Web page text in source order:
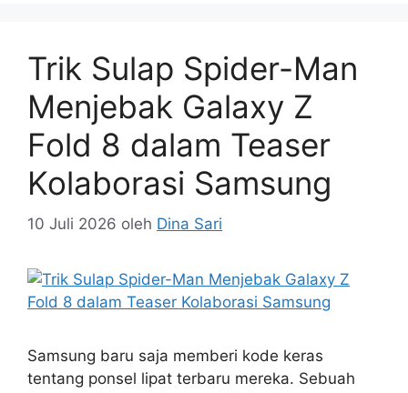
Trik Sulap Spider-Man
Menjebak Galaxy Z
Fold 8 dalam Teaser
Kolaborasi Samsung
10 Juli 2026 oleh Dina Sari
Samsung baru saja memberi kode keras
tentang ponsel lipat terbaru mereka. Sebuah